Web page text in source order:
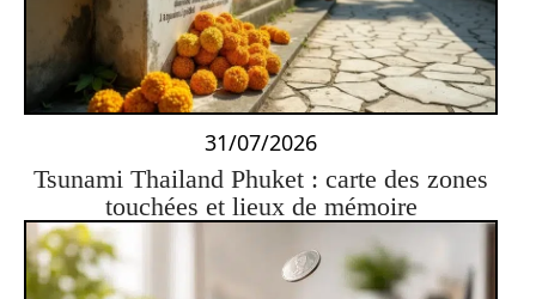
31/07/2026
Tsunami Thailand Phuket : carte des zones
touchées et lieux de mémoire